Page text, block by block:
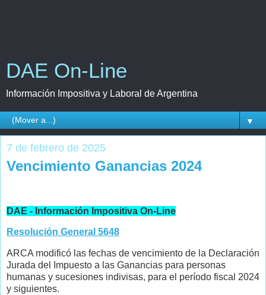
DAE On-Line
Información Impositiva y Laboral de Argentina
▼
7 de febrero de 2025
Vencimiento Ganancias 2024
DAE - Información Impositiva On-Line
Resolución General 5648
ARCA modificó las fechas de vencimiento de la Declaración
Jurada del Impuesto a las Ganancias para personas
humanas y sucesiones indivisas, para el período fiscal 2024
y siguientes.